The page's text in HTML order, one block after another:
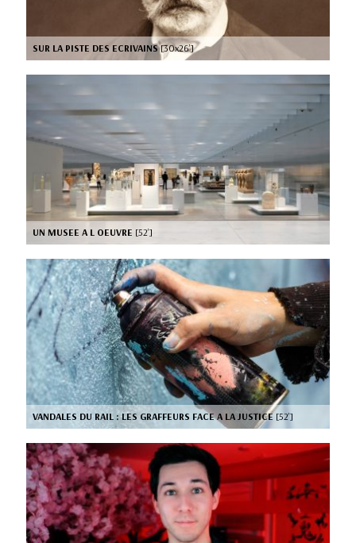
SUR LA PISTE DES ECRIVAINS[30x26’]
UN MUSEE A L OEUVRE [52’]
VANDALES DU RAIL : LES GRAFFEURS FACE A LA JUSTICE [52’]